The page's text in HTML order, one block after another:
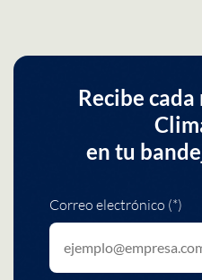
Recibe cada
en tu
Correo electrónico (*)